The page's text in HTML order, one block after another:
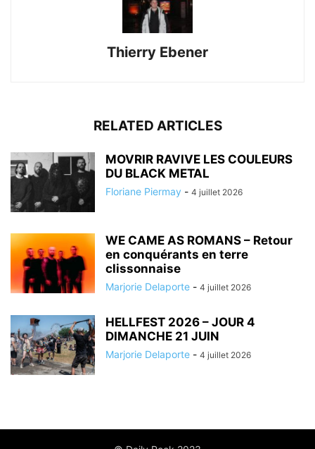
Thierry Ebener
RELATED ARTICLES
MOVRIR RAVIVE LES COULEURS
DU BLACK METAL
Floriane Piermay - 4 juillet 2026
WE CAME AS ROMANS – Retour
en conquérants en terre
clissonnaise
Marjorie Delaporte - 4 juillet 2026
HELLFEST 2026 – JOUR 4
DIMANCHE 21 JUIN
Marjorie Delaporte - 4 juillet 2026